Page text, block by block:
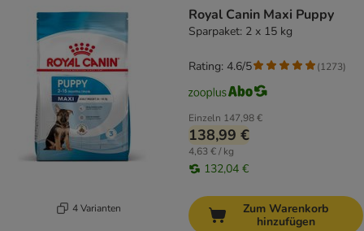
4 Varianten
Royal Canin Maxi Puppy
Sparpaket: 2 x 15 kg
Einzeln 147,98 €
138,99 €
4,63 € / kg
132,04 €
Rating: 4.6/5 (1273)
Zum Warenkorb
hinzufügen